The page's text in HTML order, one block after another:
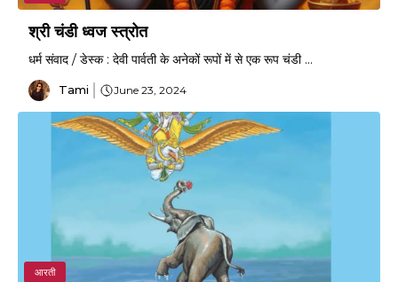
श्री चंडी ध्वज स्त्रोत
धर्म संवाद / डेस्क : देवी पार्वती के अनेकों रूपों में से एक रूप चंडी ...
Tami June 23, 2024
आरती